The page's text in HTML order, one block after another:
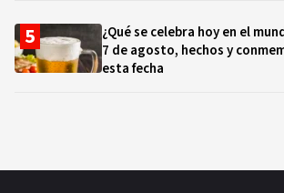
¿Qué se celebra hoy en el
7 de agosto, hechos y
esta fecha